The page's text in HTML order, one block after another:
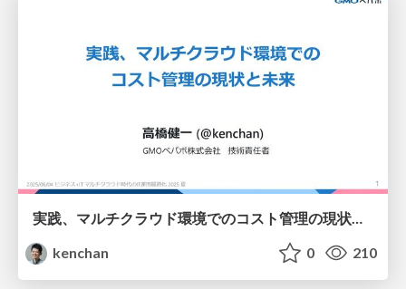
kenchan
0 210